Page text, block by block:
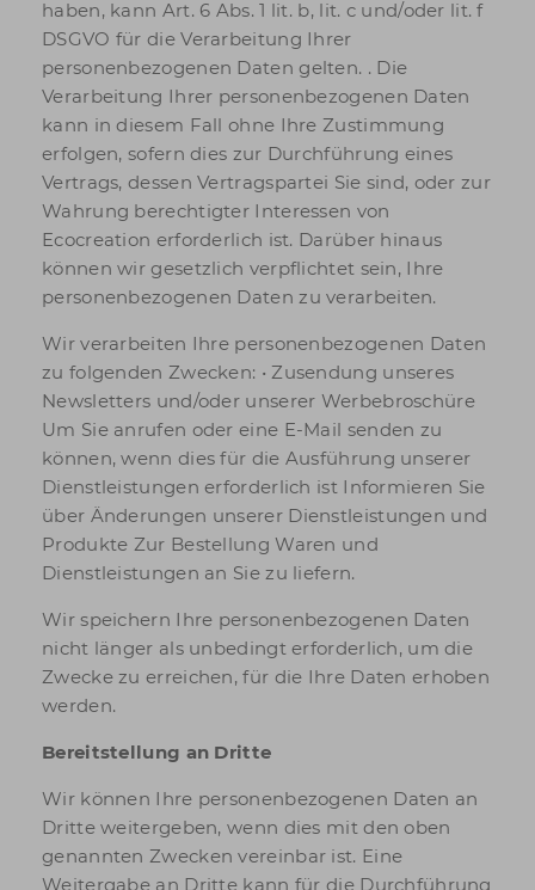
haben, kann Art. 6 Abs. 1 lit. b, lit. c und/oder lit. f
DSGVO für die Verarbeitung Ihrer
personenbezogenen Daten gelten. . Die
Verarbeitung Ihrer personenbezogenen Daten
kann in diesem Fall ohne Ihre Zustimmung
erfolgen, sofern dies zur Durchführung eines
Vertrags, dessen Vertragspartei Sie sind, oder zur
Wahrung berechtigter Interessen von
Ecocreation erforderlich ist. Darüber hinaus
können wir gesetzlich verpflichtet sein, Ihre
personenbezogenen Daten zu verarbeiten.
Wir verarbeiten Ihre personenbezogenen Daten
zu folgenden Zwecken: • Zusendung unseres
Newsletters und/oder unserer Werbebroschüre
Um Sie anrufen oder eine E-Mail senden zu
können, wenn dies für die Ausführung unserer
Dienstleistungen erforderlich ist Informieren Sie
über Änderungen unserer Dienstleistungen und
Produkte Zur Bestellung Waren und
Dienstleistungen an Sie zu liefern.
Wir speichern Ihre personenbezogenen Daten
nicht länger als unbedingt erforderlich, um die
Zwecke zu erreichen, für die Ihre Daten erhoben
werden.
Bereitstellung an Dritte
Wir können Ihre personenbezogenen Daten an
Dritte weitergeben, wenn dies mit den oben
genannten Zwecken vereinbar ist. Eine
Weitergabe an Dritte kann für die Durchführung